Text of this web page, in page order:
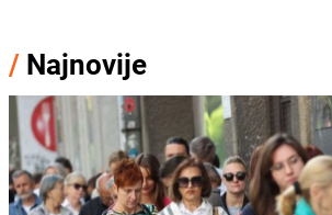
/ Najnovije